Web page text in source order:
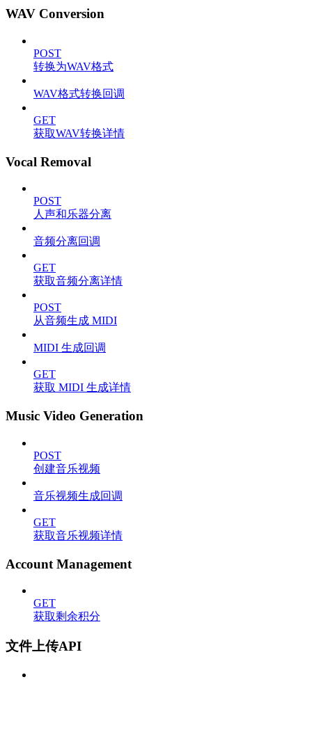
WAV Conversion
POST
转换为WAV格式
WAV格式转换回调
GET
获取WAV转换详情
Vocal Removal
POST
人声和乐器分离
音频分离回调
GET
获取音频分离详情
POST
从音频生成 MIDI
MIDI 生成回调
GET
获取 MIDI 生成详情
Music Video Generation
POST
创建音乐视频
音乐视频生成回调
GET
获取音乐视频详情
Account Management
GET
获取剩余积分
文件上传API